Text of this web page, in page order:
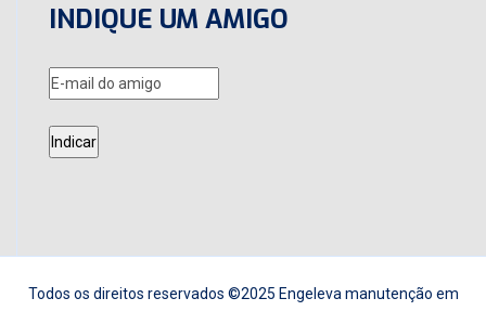
INDIQUE UM AMIGO
Todos os direitos reservados ©2025 Engeleva manutenção em